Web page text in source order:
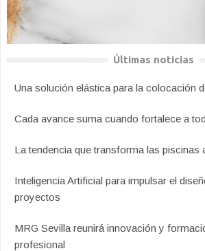
Últimas noticias
Una solución elástica para la colocación
Cada avance suma cuando fortalece a
La tendencia que transforma las piscinas
Inteligencia Artificial para impulsar el
proyectos
MRG Sevilla reunirá innovación y
profesional